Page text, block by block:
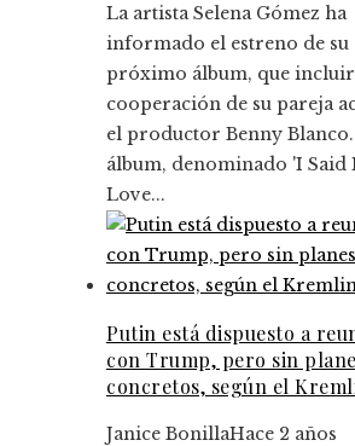
La artista Selena Gómez ha
informado el estreno de su
próximo álbum, que
cooperación de su pareja
el productor Benny
álbum, denominado 'I Said
Love...
Putin está dispuesto a
con Trump, pero sin
concretos, según el
Janice BonillaHace 2 años